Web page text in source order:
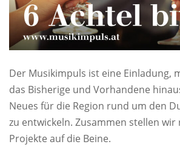
Der Musikimpuls ist eine Einladung,
das Bisherige und Vorhandene
Neues für die Region rund um den
zu entwickeln. Zusammen stellen wir
Projekte auf die Beine.